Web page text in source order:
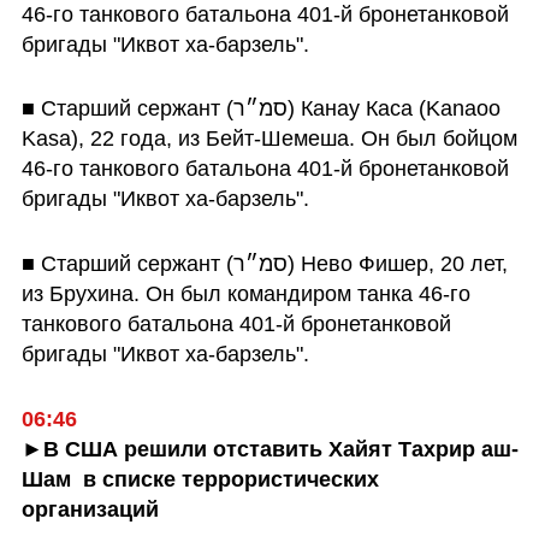
46-го танкового батальона 401-й бронетанковой
бригады "Иквот ха-барзель".
■ Старший сержант (סמ״ר) Канау Каса (Kanaoo
Kasa), 22 года, из Бейт-Шемеша. Он был бойцом
46-го танкового батальона 401-й бронетанковой
бригады "Иквот ха-барзель".
■ Старший сержант (סמ״ר) Нево Фишер, 20 лет,
из Брухина. Он был командиром танка 46-го
танкового батальона 401-й бронетанковой
бригады "Иквот ха-барзель".
06:46
►В США решили отставить Хайят Тахрир аш-
Шам  в списке террористических
организаций